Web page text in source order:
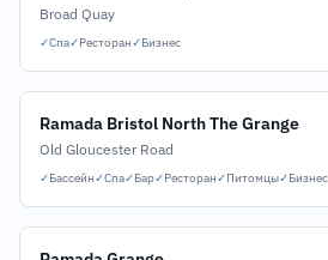
Broad Quay
✓Спа✓Ресторан✓Бизнес
Ramada Bristol North The Grange
Old Gloucester Road
✓Бассейн✓Спа✓Бар✓Ресторан✓Питомцы✓Бизнес